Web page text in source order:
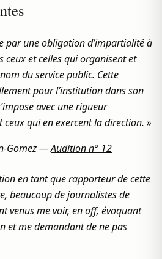
par une obligation d’impartialité à
ceux et celles qui organisent et
du service public. Cette
pour l’institution dans son
avec une rigueur
ceux qui en exercent la direction. »
Gomez—Audition n° 12
en tant que rapporteur de cette
beaucoup de journalistes de
venus me voir, en off, évoquant
et me demandant de ne pas